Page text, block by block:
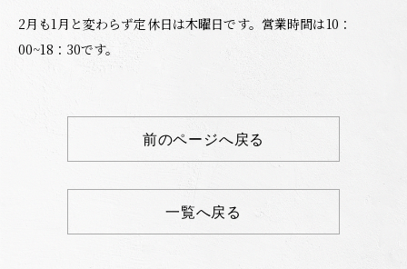
2月も1月と変わらず定休日は木曜日です。営業時間は10：
00~18：30です。
前のページへ戻る
一覧へ戻る